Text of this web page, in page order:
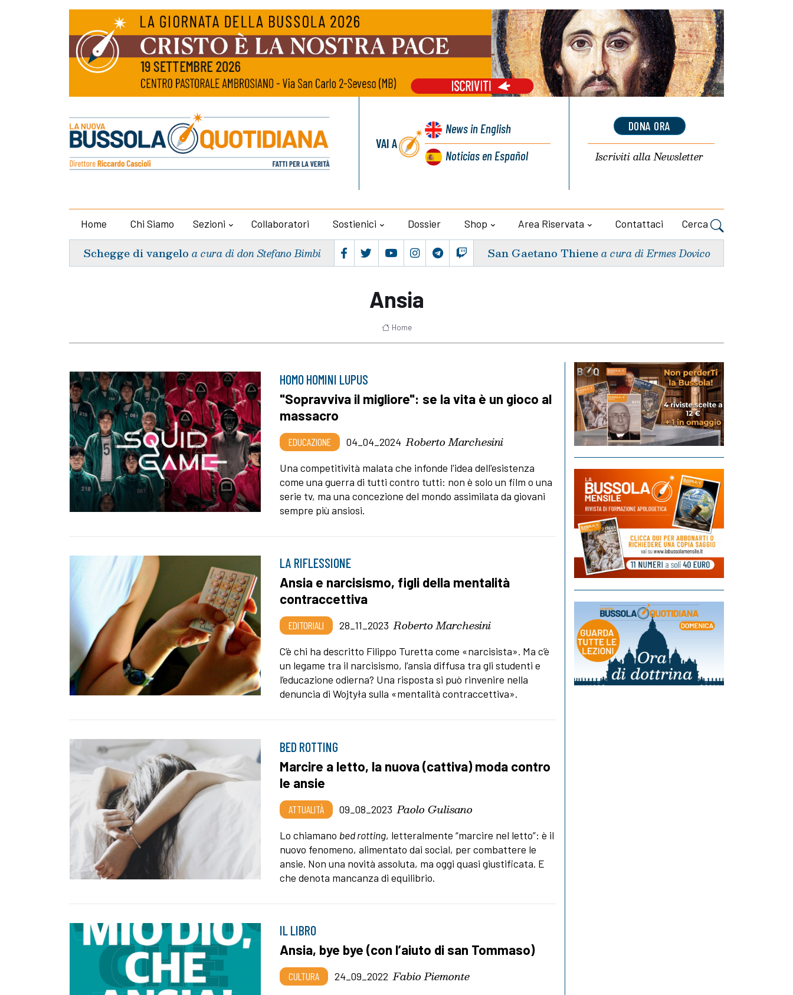
VAI A
Newsin English
Noticiasen Español
DONA ORA
Iscriviti allaNewsletter
Home Chi Siamo Sezioni Collaboratori Sostienici Dossier Shop Area Riservata Contattaci Cerca
Schegge di vangelo a cura di don Stefano Bimbi San Gaetano Thiene a cura di Ermes Dovico
Ansia
Home
HOMO HOMINI LUPUS
"Sopravviva il migliore": se la vita è un gioco al
massacro
EDUCAZIONE 04_04_2024 Roberto Marchesini
Una competitività malata che infonde l'idea dell'esistenza
come una guerra di tutti contro tutti: non è solo un film o una
serie tv, ma una concezione del mondo assimilata da giovani
sempre più ansiosi.
LA RIFLESSIONE
Ansia e narcisismo, figli della mentalità
contraccettiva
EDITORIALI 28_11_2023 Roberto Marchesini
C’è chi ha descritto Filippo Turetta come «narcisista». Ma c’è
un legame tra il narcisismo, l’ansia diffusa tra gli studenti e
l’educazione odierna? Una risposta si può rinvenire nella
denuncia di Wojtyła sulla «mentalità contraccettiva».
BED ROTTING
Marcire a letto, la nuova (cattiva) moda contro
le ansie
ATTUALITÀ 09_08_2023 Paolo Gulisano
Lo chiamano bed rotting, letteralmente “marcire nel letto”: è il
nuovo fenomeno, alimentato dai social, per combattere le
ansie. Non una novità assoluta, ma oggi quasi giustificata. E
che denota mancanza di equilibrio.
IL LIBRO
Ansia, bye bye (con l’aiuto di san Tommaso)
CULTURA 24_09_2022 Fabio Piemonte